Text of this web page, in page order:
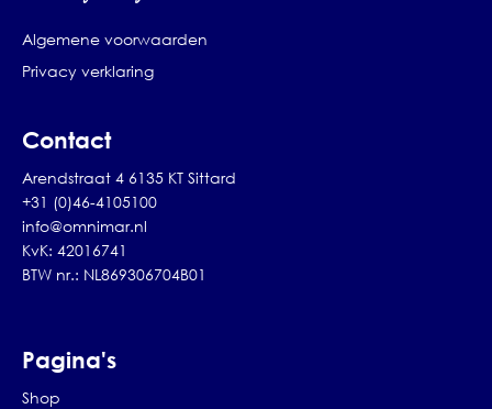
Algemene voorwaarden
Privacy verklaring
Contact
Arendstraat 4 6135 KT Sittard
+31 (0)46-4105100
info@omnimar.nl
KvK: 42016741
BTW nr.: NL869306704B01
Pagina's
Shop